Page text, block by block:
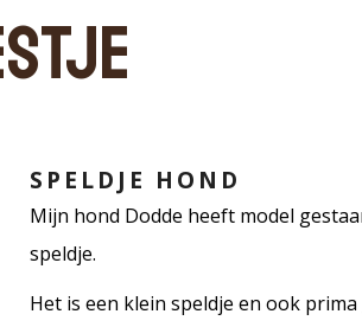
SPELDJE HOND
Mijn hond Dodde heeft model
speldje.
Het is een klein speldje en ook